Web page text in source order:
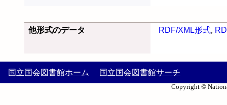
他形式のデータ RDF/XML形式,
国立国会図書館ホーム 国立国会図書館サーチ
Copyright ©